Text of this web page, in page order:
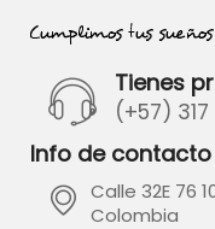
Tienes
(+57)
Info de contacto
Calle 32E 76
Colombia